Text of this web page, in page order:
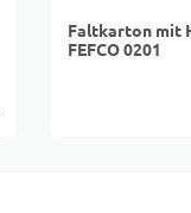
Faltkarton mit
FEFCO 0201